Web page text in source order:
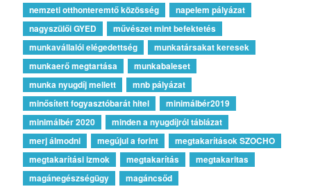
nemzeti otthonteremtő közösség
napelem pályázat
nagyszülői GYED
művészet mint befektetés
munkavállalói elégedettség
munkatársakat keresek
munkaerő megtartása
munkabaleset
munka nyugdíj mellett
mnb pályázat
minősített fogyasztóbarát hitel
minimálbér2019
minimálbér 2020
minden a nyugdíjról táblázat
merj álmodni
megújul a forint
megtakarítások SZOCHO
megtakarítási izmok
megtakarítás
megtakaritas
magánegészségügy
magáncsőd